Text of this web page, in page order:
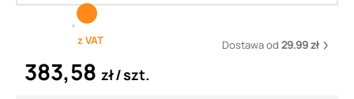
z VAT Dostawa od 29.99 zł
383,58 zł szt.